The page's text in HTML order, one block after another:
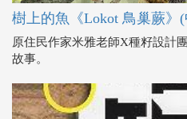
樹上的魚《Lokot 鳥巢蕨》
原住民作家米雅老師X種籽設計
故事。